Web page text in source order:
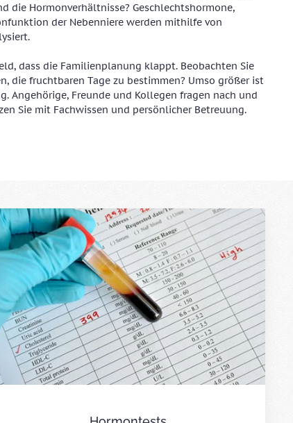
die Hormonverhältnisse? Geschlechtshormone,
der Nebenniere werden mithilfe von
dass die Familienplanung klappt. Beobachten Sie
die fruchtbaren Tage zu bestimmen? Umso größer ist
Angehörige, Freunde und Kollegen fragen nach und
Sie mit Fachwissen und persönlicher Betreuung.